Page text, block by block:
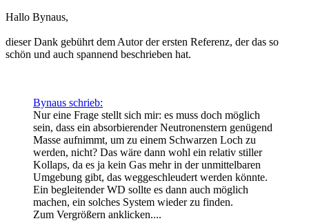
Hallo Bynaus,
dieser Dank gebührt dem Autor der ersten Referenz, der das so
schön und auch spannend beschrieben hat.
Bynaus schrieb:
Nur eine Frage stellt sich mir: es muss doch möglich
sein, dass ein absorbierender Neutronenstern genügend
Masse aufnimmt, um zu einem Schwarzen Loch zu
werden, nicht? Das wäre dann wohl ein relativ stiller
Kollaps, da es ja kein Gas mehr in der unmittelbaren
Umgebung gibt, das weggeschleudert werden könnte.
Ein begleitender WD sollte es dann auch möglich
machen, ein solches System wieder zu finden.
Zum Vergrößern anklicken....